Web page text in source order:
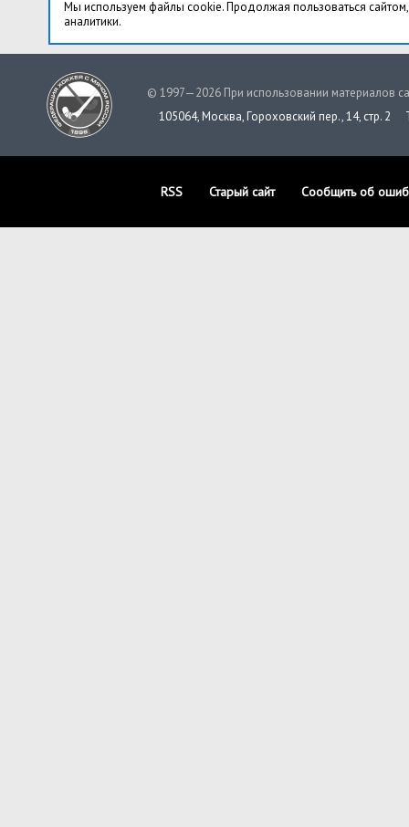
Мы используем файлы cookie. Продолжая пользоваться
аналитики.
© 1997—2026 При использовании материалов
105064, Москва, Гороховский пер., 14, стр. 2
RSS Старый сайт Сообщить об